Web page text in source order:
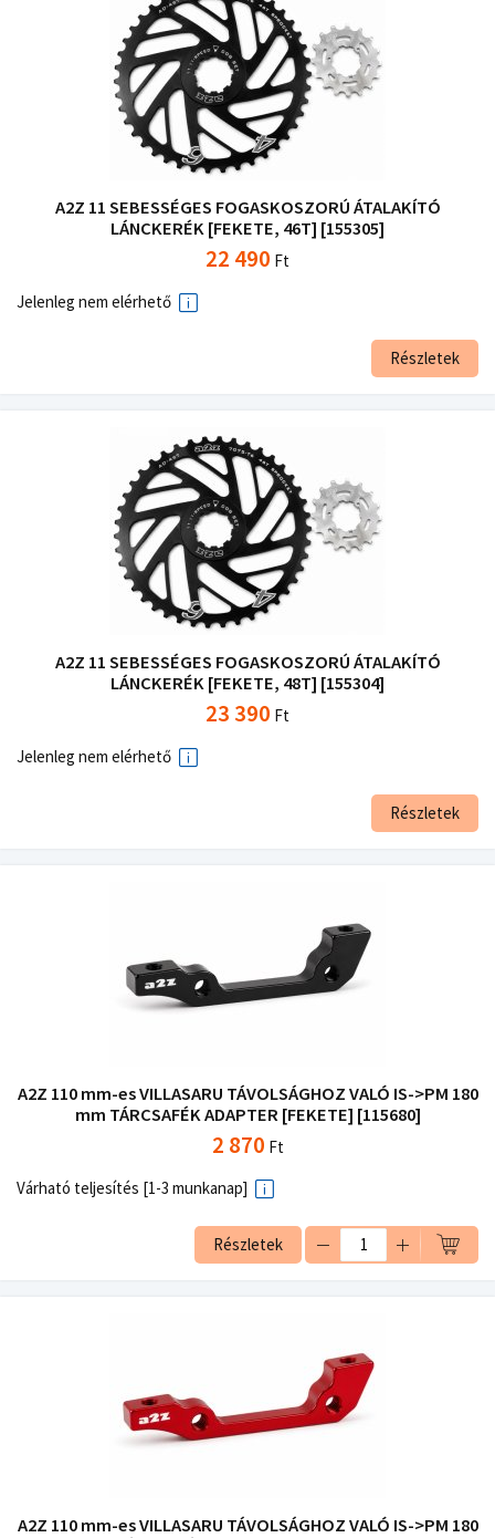
A2Z 11 SEBESSÉGES FOGASKOSZORÚ ÁTALAKÍTÓ
LÁNCKERÉK [FEKETE, 46T] [155305]
22 490 Ft
Jelenleg nem elérhető
Részletek
A2Z 11 SEBESSÉGES FOGASKOSZORÚ ÁTALAKÍTÓ
LÁNCKERÉK [FEKETE, 48T] [155304]
23 390 Ft
Jelenleg nem elérhető
Részletek
A2Z 110 mm-es VILLASARU TÁVOLSÁGHOZ VALÓ IS->PM 180
mm TÁRCSAFÉK ADAPTER [FEKETE] [115680]
2 870 Ft
Várható teljesítés [1-3 munkanap]
Részletek
A2Z 110 mm-es VILLASARU TÁVOLSÁGHOZ VALÓ IS->PM 180